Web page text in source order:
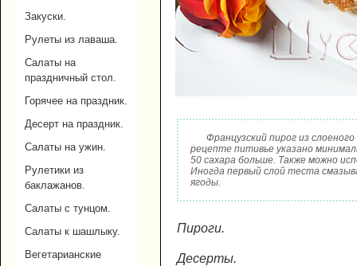
Закуски.
Рулеты из лаваша.
Салаты на
праздничный стол.
Горячее на праздник.
Десерт на праздник.
Салаты на ужин.
Рулетики из
баклажанов.
Салаты с тунцом.
Салаты к шашлыку.
Вегетарианские
Французский пирог из
рецепте питивье указано
50 сахара больше. Также можно
Иногда первый слой теста
ягоды.
Пироги.
Десерты.